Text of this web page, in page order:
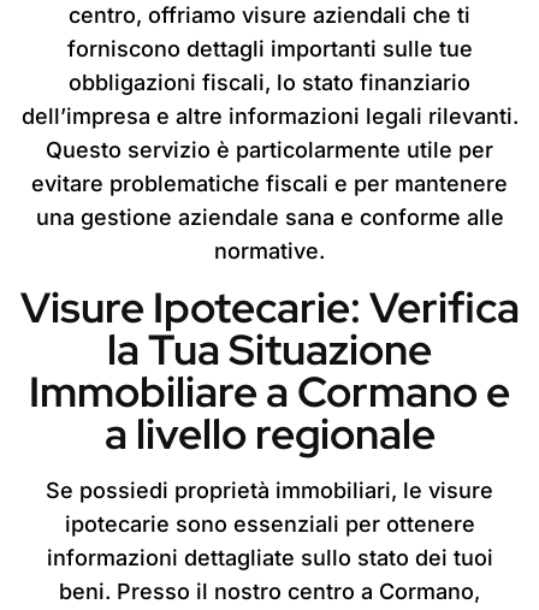
centro, offriamo visure aziendali che ti
forniscono dettagli importanti sulle tue
obbligazioni fiscali, lo stato finanziario
dell’impresa e altre informazioni legali rilevanti.
Questo servizio è particolarmente utile per
evitare problematiche fiscali e per mantenere
una gestione aziendale sana e conforme alle
normative.
Visure Ipotecarie: Verifica
la Tua Situazione
Immobiliare a Cormano e
a livello regionale
Se possiedi proprietà immobiliari, le visure
ipotecarie sono essenziali per ottenere
informazioni dettagliate sullo stato dei tuoi
beni. Presso il nostro centro a Cormano,